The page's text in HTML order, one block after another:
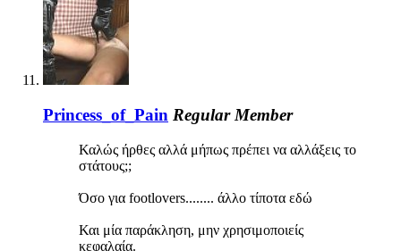
Princess_of_Pain Regular Member
Καλώς ήρθες αλλά μήπως πρέπει να αλλάξεις το
στάτους;;
Όσο για footlovers........ άλλο τίποτα εδώ
Και μία παράκληση, μην χρησιμοποιείς
κεφαλαία.